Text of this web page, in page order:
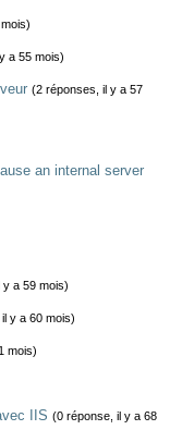
a 55 mois)
(2 réponses, il y a 57
an internal server
a 59 mois)
y a 60 mois)
mois)
IIS (0 réponse, il y a 68